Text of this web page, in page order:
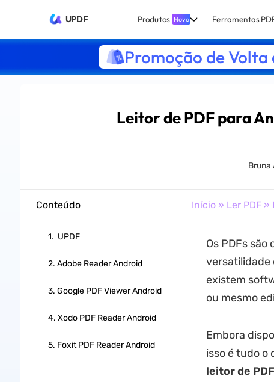
UPDF Produtos Novo Ferramentas
Promoção de Volta
Leitor de PDF para
Bruna
Conteúdo
1. UPDF
2. Adobe Reader Android
3. Google PDF Viewer Android
4. Xodo PDF Reader Android
5. Foxit PDF Reader Android
Início» Ler PDF»
Os PDFs
versatilidade
existem
ou mesmo
Embora
isso é tudo o
leitor de